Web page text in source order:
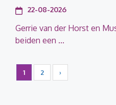
22-08-2026
Gerrie van der Horst en
beiden een ...
1 2 ›